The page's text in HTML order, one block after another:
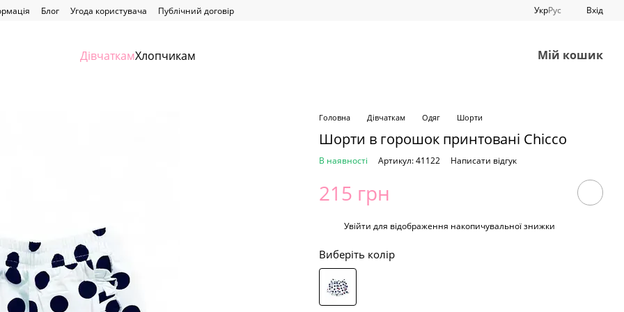
Блог Угода користувача Публічний договір УкрРус Вхід
ДівчаткамХлопчикам Мій кошик
Головна Дівчаткам Одяг Шорти
Шорти в горошок принтовані Chicco
В наявності Артикул: 41122 Написати відгук
215 грн
Увійти для відображення накопичувальної знижки
Виберіть колір